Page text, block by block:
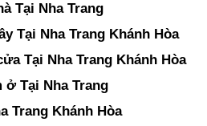
Tại Nha Trang
Tại Nha Trang Khánh Hòa
Tại Nha Trang Khánh Hòa
ở Tại Nha Trang
Trang Khánh Hòa